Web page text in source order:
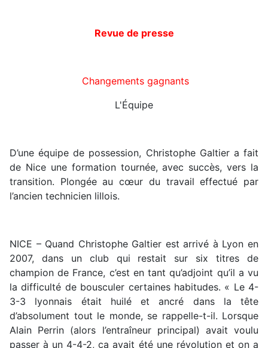
Revue de presse
Changements gagnants
L'Équipe
D’une équipe de possession, Christophe Galtier a fait
de Nice une formation tournée, avec succès, vers la
transition. Plongée au cœur du travail effectué par
l’ancien technicien lillois.
NICE – Quand Christophe Galtier est arrivé à Lyon en
2007, dans un club qui restait sur six titres de
champion de France, c’est en tant qu’adjoint qu’il a vu
la difficulté de bousculer certaines habitudes. « Le 4-
3-3 lyonnais était huilé et ancré dans la tête
d’absolument tout le monde, se rappelle-t-il. Lorsque
Alain Perrin (alors l’entraîneur principal) avait voulu
passer à un 4-4-2, ça avait été une révolution et on a